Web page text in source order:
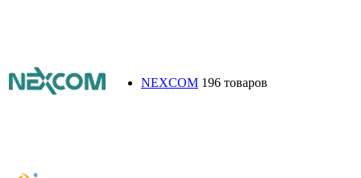
NEXCOM 196 товаров